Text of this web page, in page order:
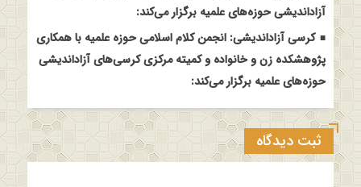
آزاداندیشی حوزه‌های علمیه برگزار می‌کند:
کرسی آزاداندیشی: انجمن کلام اسلامی حوزه علمیه با همکاری
پژوهشکده زن و خانواده و کمیته مرکزی کرسی‌های آزاداندیشی
حوزه‌های علمیه برگزار می‌کند:
ثبت دیدگاه